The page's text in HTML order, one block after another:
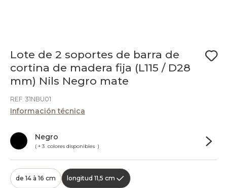
Lote de 2 soportes de barra de
cortina de madera fija (L115 / D28
mm) Nils Negro mate
REF. 31NBU01
Información técnica
Negro
( + 3 colores disponibles )
de 14 à 16 cm longitud 11,5 cm